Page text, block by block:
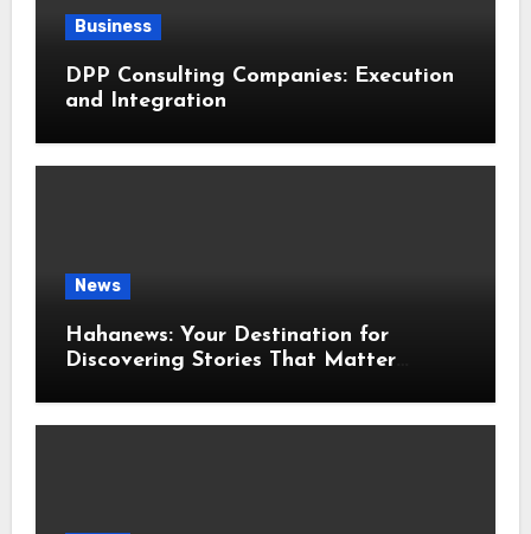
Business
DPP Consulting Companies: Execution
and Integration
News
Hahanews: Your Destination for
Discovering Stories That Matter